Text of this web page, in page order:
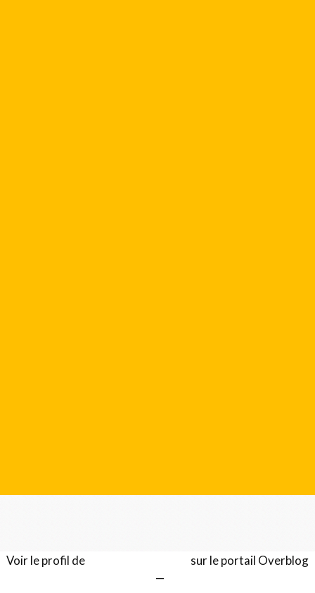
Voir le profil de sur le portail Overblog